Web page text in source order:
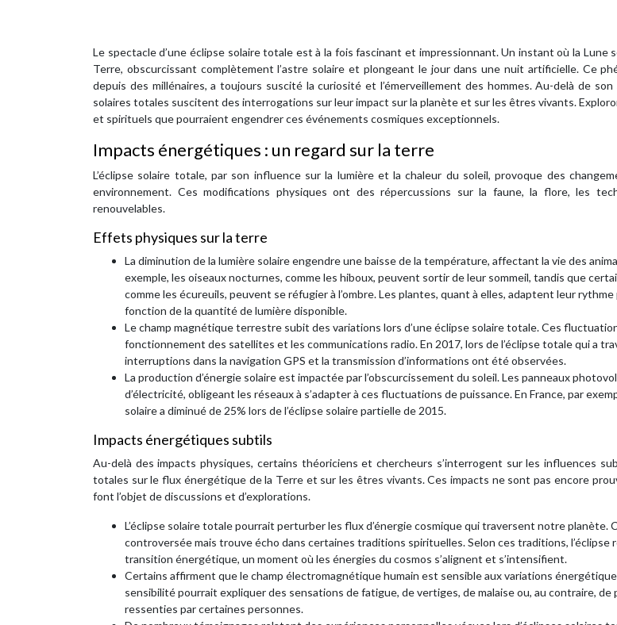
Le spectacle d’une éclipse solaire totale est à la fois fascinant et impressionnant. Un instant où la Lune
Terre, obscurcissant complètement l’astre solaire et plongeant le jour dans une nuit artificielle. Ce
depuis des millénaires, a toujours suscité la curiosité et l’émerveillement des hommes. Au-delà de
solaires totales suscitent des interrogations sur leur impact sur la planète et sur les êtres vivants.
et spirituels que pourraient engendrer ces événements cosmiques exceptionnels.
Impacts énergétiques : un regard sur la terre
L’éclipse solaire totale, par son influence sur la lumière et la chaleur du soleil, provoque des
environnement. Ces modifications physiques ont des répercussions sur la faune, la flore, les
renouvelables.
Effets physiques sur la terre
La diminution de la lumière solaire engendre une baisse de la température, affectant la vie des
exemple, les oiseaux nocturnes, comme les hiboux, peuvent sortir de leur sommeil, tandis que
comme les écureuils, peuvent se réfugier à l’ombre. Les plantes, quant à elles, adaptent leur
fonction de la quantité de lumière disponible.
Le champ magnétique terrestre subit des variations lors d’une éclipse solaire totale. Ces
fonctionnement des satellites et les communications radio. En 2017, lors de l’éclipse totale qui a
interruptions dans la navigation GPS et la transmission d’informations ont été observées.
La production d’énergie solaire est impactée par l’obscurcissement du soleil. Les panneaux
d’électricité, obligeant les réseaux à s’adapter à ces fluctuations de puissance. En France, par
solaire a diminué de 25% lors de l’éclipse solaire partielle de 2015.
Impacts énergétiques subtils
Au-delà des impacts physiques, certains théoriciens et chercheurs s’interrogent sur les influences
totales sur le flux énergétique de la Terre et sur les êtres vivants. Ces impacts ne sont pas encore
font l’objet de discussions et d’explorations.
L’éclipse solaire totale pourrait perturber les flux d’énergie cosmique qui traversent notre
controversée mais trouve écho dans certaines traditions spirituelles. Selon ces traditions, l’éclipse
transition énergétique, un moment où les énergies du cosmos s’alignent et s’intensifient.
Certains affirment que le champ électromagnétique humain est sensible aux variations
sensibilité pourrait expliquer des sensations de fatigue, de vertiges, de malaise ou, au contraire, de
ressenties par certaines personnes.